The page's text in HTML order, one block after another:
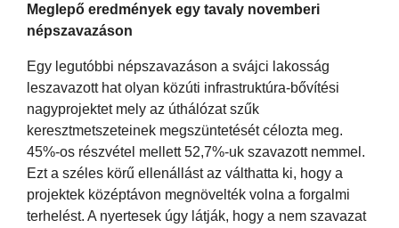
Meglepő eredmények egy tavaly novemberi
népszavazáson
Egy legutóbbi népszavazáson a svájci lakosság
leszavazott hat olyan közúti infrastruktúra-bővítési
nagyprojektet mely az úthálózat szűk
keresztmetszeteinek megszüntetését célozta meg.
45%-os részvétel mellett 52,7%-uk szavazott nemmel.
Ezt a széles körű ellenállást az válthatta ki, hogy a
projektek középtávon megnövelték volna a forgalmi
terhelést. A nyertesek úgy látják, hogy a nem szavazat